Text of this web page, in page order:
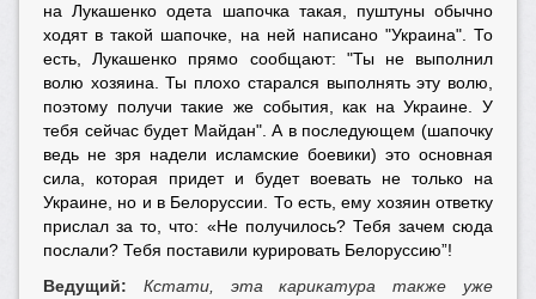
на Лукашенко одета шапочка такая, пуштуны обычно
ходят в такой шапочке, на ней написано "Украина". То
есть, Лукашенко прямо сообщают: "Ты не выполнил
волю хозяина. Ты плохо старался выполнять эту волю,
поэтому получи такие же события, как на Украине. У
тебя сейчас будет Майдан". А в последующем (шапочку
ведь не зря надели исламские боевики) это основная
сила, которая придет и будет воевать не только на
Украине, но и в Белоруссии. То есть, ему хозяин ответку
прислал за то, что: «Не получилось? Тебя зачем сюда
послали? Тебя поставили курировать Белоруссию”!
Ведущий:
Кстати, эта карикатура также уже